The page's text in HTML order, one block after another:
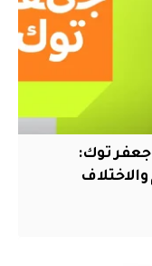
جعفر توك:
والاختلاف